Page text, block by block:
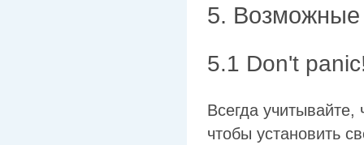
5.
5.1 Don't
Всегда учитывайте,
чтобы установить